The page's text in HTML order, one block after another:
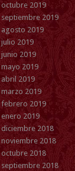
octubre 2019
septiembre 2019
agosto 2019
julio 2019
junio 2019
mayo 2019
abril 2019
marzo 2019
febrero 2019
enero 2019
diciembre 2018
noviembre 2018
octubre 2018
septiembre 2018